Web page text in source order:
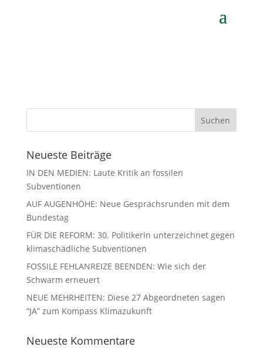
Neueste Beiträge
IN DEN MEDIEN: Laute Kritik an fossilen
Subventionen
AUF AUGENHÖHE: Neue Gesprächsrunden mit dem
Bundestag
FÜR DIE REFORM: 30. Politikerin unterzeichnet gegen
klimaschädliche Subventionen
FOSSILE FEHLANREIZE BEENDEN: Wie sich der
Schwarm erneuert
NEUE MEHRHEITEN: Diese 27 Abgeordneten sagen
“JA” zum Kompass Klimazukunft
Neueste Kommentare